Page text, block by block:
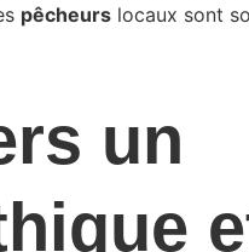
pêcheurs locaux sont
un